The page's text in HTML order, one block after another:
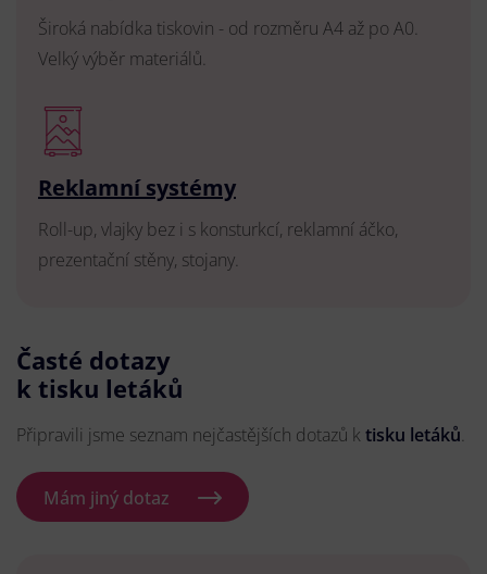
Široká nabídka tiskovin - od rozměru A4 až po A0.
Velký výběr materiálů.
Reklamní systémy
Roll-up, vlajky bez i s konsturkcí, reklamní áčko,
prezentační stěny, stojany.
Časté dotazy
k tisku letáků
Připravili jsme seznam nejčastějších dotazů k tisku letáků.
Mám jiný dotaz